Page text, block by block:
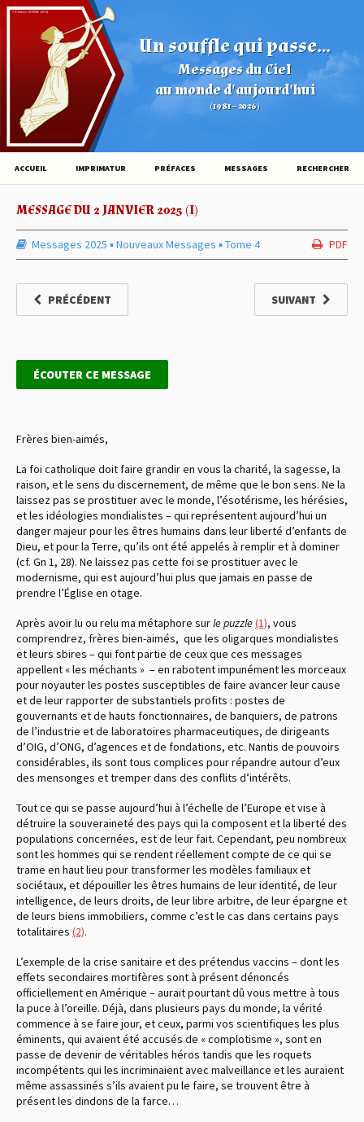
Un souffle qui passe...
Messages du Ciel
au monde d'aujourd'hui
(1981 – 2026)
© Éditions HOVINE (2026)
ACCUEIL IMPRIMATUR PRÉFACES MESSAGES RECHERCHER
MESSAGE DU 2 JANVIER 2025 (I)
Messages 2025 ▪︎Nouveaux Messages ▪︎Tome 4 PDF
PRÉCÉDENT SUIVANT
ÉCOUTER CE MESSAGE
Frères bien-aimés,
La foi catholique doit faire grandir en vous la charité, la sagesse, la
raison, et le sens du discernement, de même que le bon sens. Ne la
laissez pas se prostituer avec le monde, l’ésotérisme, les hérésies,
et les idéologies mondialistes – qui représentent aujourd’hui un
danger majeur pour les êtres humains dans leur liberté d’enfants de
Dieu, et pour la Terre, qu’ils ont été appelés à remplir et à dominer
(cf. Gn 1, 28). Ne laissez pas cette foi se prostituer avec le
modernisme, qui est aujourd’hui plus que jamais en passe de
prendre l’Église en otage.
Après avoir lu ou relu ma métaphore surle puzzle(1), vous
comprendrez, frères bien-aimés, que les oligarques mondialistes
et leurs sbires – qui font partie de ceux que ces messages
appellent « les méchants » – en rabotent impunément les morceaux
pour noyauter les postes susceptibles de faire avancer leur cause
et de leur rapporter de substantiels profits : postes de
gouvernants et de hauts fonctionnaires, de banquiers, de patrons
de l’industrie et de laboratoires pharmaceutiques, de dirigeants
d’OIG, d’ONG, d’agences et de fondations, etc. Nantis de pouvoirs
considérables, ils sont tous complices pour répandre autour d’eux
des mensonges et tremper dans des conflits d’intérêts.
Tout ce qui se passe aujourd’hui à l’échelle de l’Europe et vise à
détruire la souveraineté des pays qui la composent et la liberté des
populations concernées, est de leur fait. Cependant, peu nombreux
sont les hommes qui se rendent réellement compte de ce qui se
trame en haut lieu pour transformer les modèles familiaux et
sociétaux, et dépouiller les êtres humains de leur identité, de leur
intelligence, de leurs droits, de leur libre arbitre, de leur épargne et
de leurs biens immobiliers, comme c’est le cas dans certains pays
totalitaires (2).
L’exemple de la crise sanitaire et des prétendus vaccins – dont les
effets secondaires mortifères sont à présent dénoncés
officiellement en Amérique – aurait pourtant dû vous mettre à tous
la puce à l’oreille. Déjà, dans plusieurs pays du monde, la vérité
commence à se faire jour, et ceux, parmi vos scientifiques les plus
éminents, qui avaient été accusés de « complotisme », sont en
passe de devenir de véritables héros tandis que les roquets
incompétents qui les incriminaient avec malveillance et les auraient
même assassinés s’ils avaient pu le faire, se trouvent être à
présent les dindons de la farce…